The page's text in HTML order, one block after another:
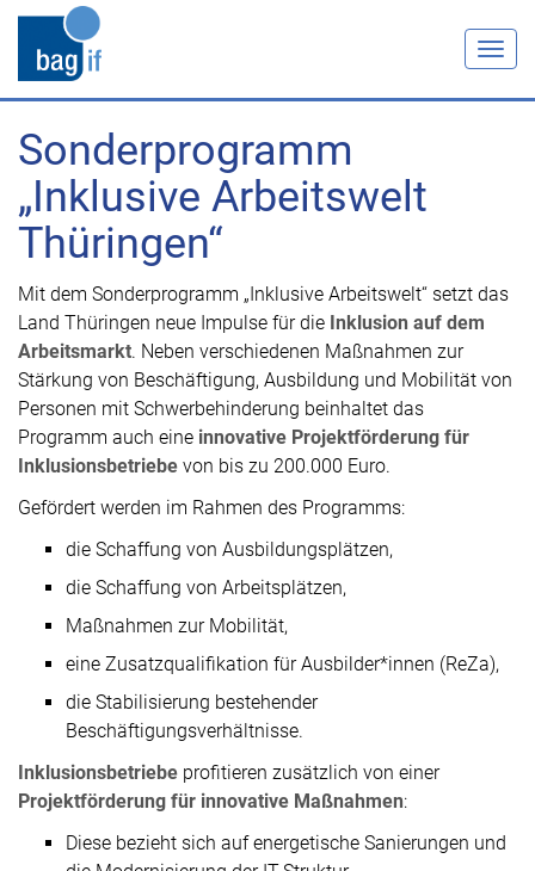
Sonderprogramm
„Inklusive Arbeitswelt
Thüringen“
Mit dem Sonderprogramm „Inklusive Arbeitswelt“ setzt das
Land Thüringen neue Impulse für die Inklusion auf dem
Arbeitsmarkt. Neben verschiedenen Maßnahmen zur
Stärkung von Beschäftigung, Ausbildung und Mobilität von
Personen mit Schwerbehinderung beinhaltet das
Programm auch eine innovative Projektförderung für
Inklusionsbetriebe von bis zu 200.000 Euro.
Gefördert werden im Rahmen des Programms:
die Schaffung von Ausbildungsplätzen,
die Schaffung von Arbeitsplätzen,
Maßnahmen zur Mobilität,
eine Zusatzqualifikation für Ausbilder*innen (ReZa),
die Stabilisierung bestehender
Beschäftigungsverhältnisse.
Inklusionsbetriebe profitieren zusätzlich von einer
Projektförderung für innovative Maßnahmen:
Diese bezieht sich auf energetische Sanierungen und